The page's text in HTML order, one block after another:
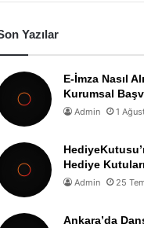
Yazılar
E-İmza Nasıl
Kurumsal
Admin 1
Hediye
Admin 25
Ankara’da